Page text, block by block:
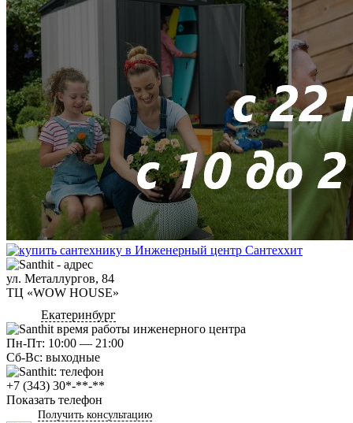
ул. Металлургов, 84
ТЦ «WOW HOUSE»
Екатеринбург
Пн-Пт: 10:00 — 21:00
Сб-Вс: выходные
+7 (343) 30*-**-**
Показать телефон
Получить консультацию